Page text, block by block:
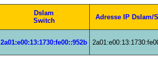
Dslam
Switch
Adresse IP Dslam/
2a01:e00:13:1730:fe00::952b